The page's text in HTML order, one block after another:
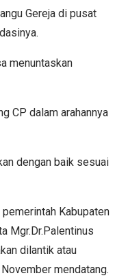
Gereja di pusat
menuntaskan
CP dalam arahannya
dengan baik sesuai
Kabupaten
Mgr.Dr.Palentinus
dilantik atau
mendatang.